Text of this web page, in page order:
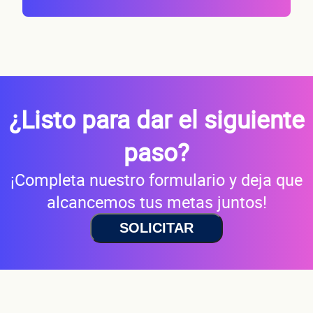
¿Listo para dar el siguiente
paso?
¡Completa nuestro formulario y deja que
alcancemos tus metas juntos!
SOLICITAR
de tu